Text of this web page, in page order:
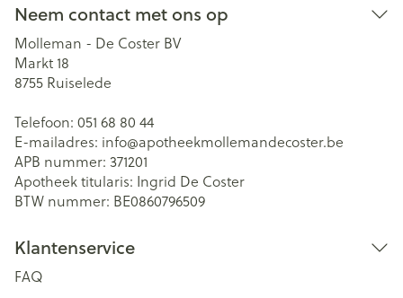
Neem contact met ons op
Molleman - De Coster BV
Markt 18
8755 Ruiselede
Telefoon: 051 68 80 44
E-mailadres: info@apotheekmollemandecoster.be
APB nummer: 371201
Apotheek titularis: Ingrid De Coster
BTW nummer: BE0860796509
Klantenservice
FAQ